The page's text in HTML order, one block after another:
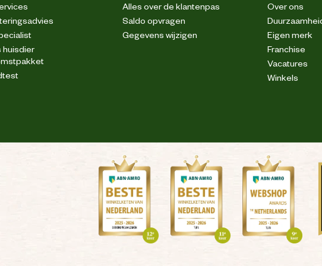
graden normaal programma, niet bleken, niet strijken, niet
droogreinigen, niet trommeldrogen
Katoen
Polyester
Elastomeer
polyester, 22% elastane, 237 g/m ² met 4-weg stretch
Verstevigd met 100% Cordura ® polyamide. Kleur 0904 /
huisdier
Alles over de klantenpas
Saldo opvragen
Gegevens wijzigen
Over ons
Eigen merk
Franchise
Vacatures
Winkels